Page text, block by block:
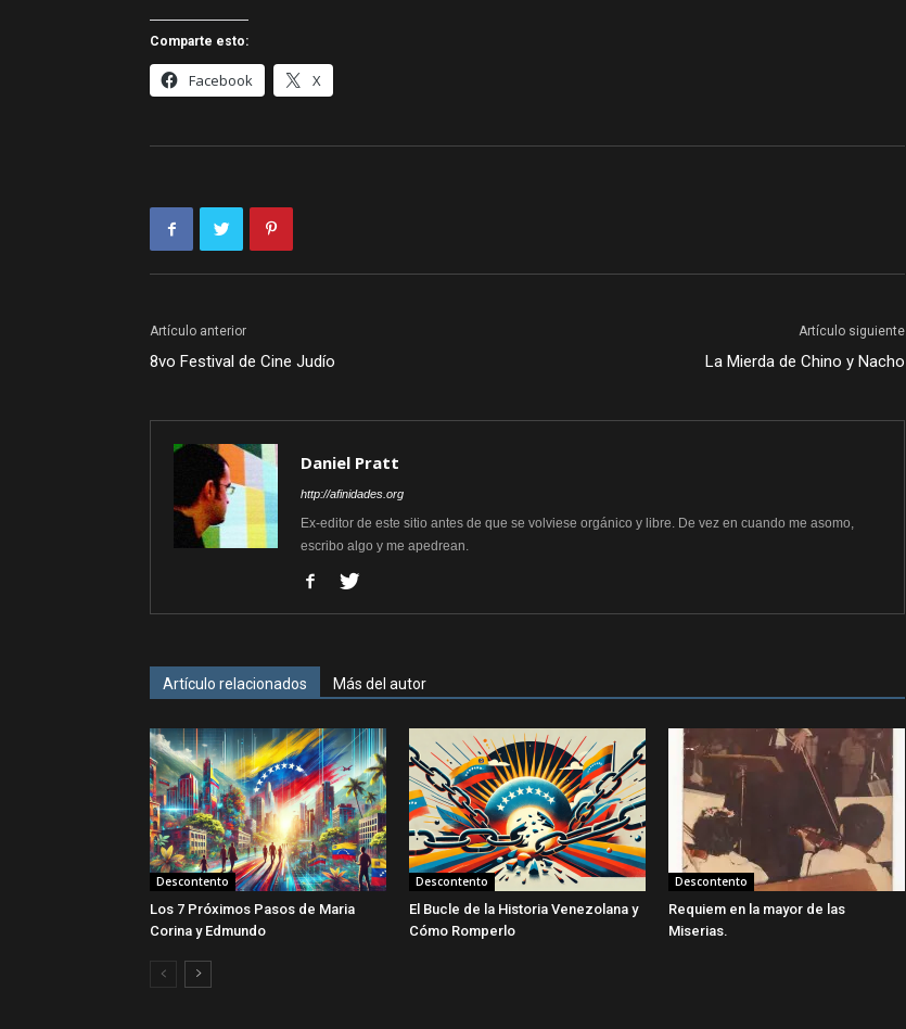
Comparte esto:
Facebook X
Artículo anterior
8vo Festival de Cine Judío
Artículo siguiente
La Mierda de Chino y Nacho
Daniel Pratt
http://afinidades.org
Ex-editor de este sitio antes de que se volviese orgánico y libre. De vez en cuando me asomo,
escribo algo y me apedrean.
Artículo relacionados Más del autor
Descontento
Los 7 Próximos Pasos de Maria
Corina y Edmundo
Descontento
El Bucle de la Historia Venezolana y
Cómo Romperlo
Descontento
Requiem en la mayor de las
Miserias.